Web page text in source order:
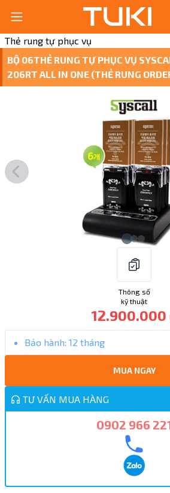
Thẻ rung tự phục vụ
BỘ 06THẺ RUNG TỰ PHỤC VỤ
206RT ALL IN ONE (THẺ RUNG
Thông số
kỹ thuật
12.900.000
Bảo hành: 12 tháng
MUA NGAY
TƯ VẤN MUA HÀNG
0902 966